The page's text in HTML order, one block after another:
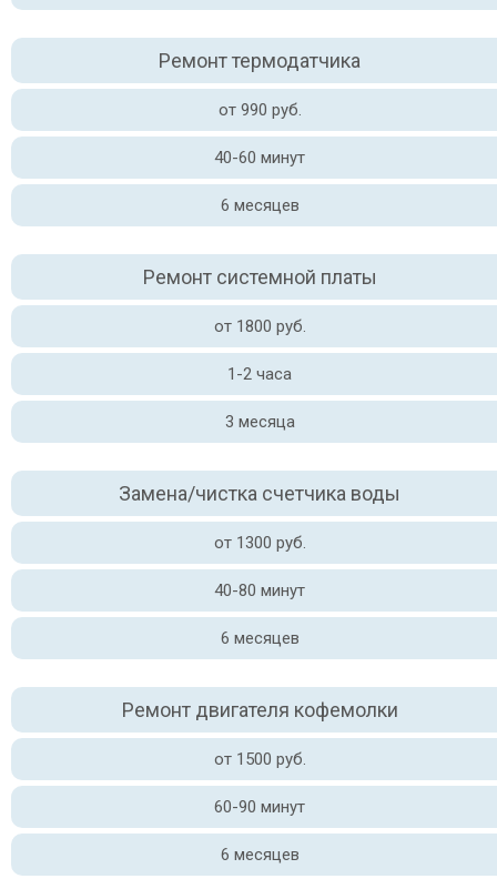
Ремонт термодатчика
от 990 руб.
40-60 минут
6 месяцев
Ремонт системной платы
от 1800 руб.
1-2 часа
3 месяца
Замена/чистка счетчика воды
от 1300 руб.
40-80 минут
6 месяцев
Ремонт двигателя кофемолки
от 1500 руб.
60-90 минут
6 месяцев